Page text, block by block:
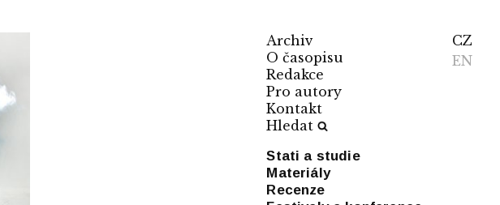
Archiv
O časopisu
Redakce
Pro autory
Kontakt
Hledat
Stati a studie
Materiály
Recenze
CZ
EN